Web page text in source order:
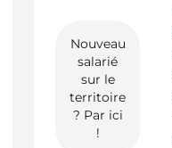
Nouveau
salarié
sur le
territoire
? Par ici
!